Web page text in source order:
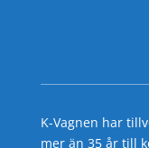
K-Vagnen har
mer än 35 år till